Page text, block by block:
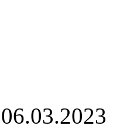
06.03.2023